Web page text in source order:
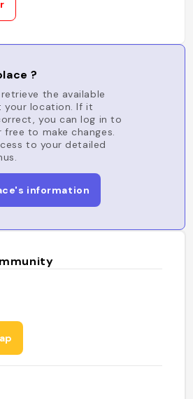
?
the available
your location. If it
you can log in to
to make changes.
to your detailed
information